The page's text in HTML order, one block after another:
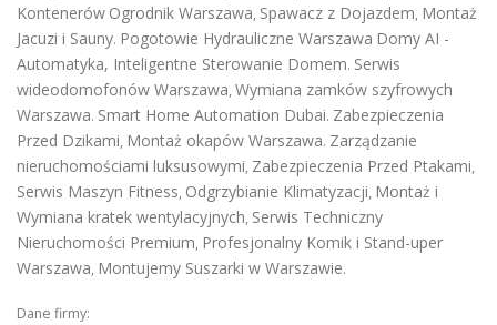
Kontenerów Ogrodnik Warszawa, Spawacz z Dojazdem, Montaż
Jacuzi i Sauny. Pogotowie Hydrauliczne Warszawa Domy AI -
Automatyka, Inteligentne Sterowanie Domem. Serwis
wideodomofonów Warszawa, Wymiana zamków szyfrowych
Warszawa. Smart Home Automation Dubai. Zabezpieczenia
Przed Dzikami, Montaż okapów Warszawa. Zarządzanie
nieruchomościami luksusowymi, Zabezpieczenia Przed Ptakami,
Serwis Maszyn Fitness, Odgrzybianie Klimatyzacji, Montaż i
Wymiana kratek wentylacyjnych, Serwis Techniczny
Nieruchomości Premium, Profesjonalny Komik i Stand-uper
Warszawa, Montujemy Suszarki w Warszawie.
Dane firmy: